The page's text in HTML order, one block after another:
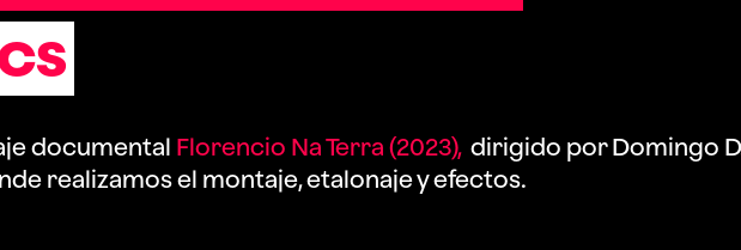
documental Florencio Na Terra (2023), dirigido por Domingo
realizamos el montaje, etalonaje y efectos.